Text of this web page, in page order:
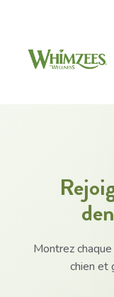
Montrez
chien et